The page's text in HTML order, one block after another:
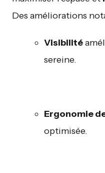
Des améliorations
Visibilité
sereine.
Ergonomie
optimisée.